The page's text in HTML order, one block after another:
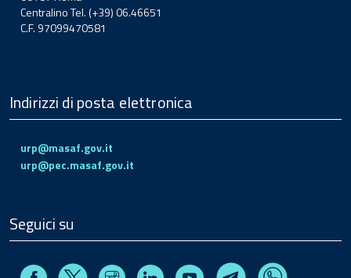
Centralino Tel. (+39) 06.46651
C.F. 97099470581
Indirizzi di posta elettronica
urp@masaf.gov.it
urp@pec.masaf.gov.it
Seguici su
Facebook InstagramLinkedin Youtube